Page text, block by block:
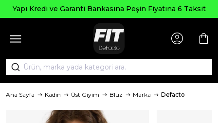
Yapı Kredi ve Garanti Bankasına Peşin Fiyatına 6 Taksit
Ana Sayfa Kadın Üst Giyim Bluz Marka Defacto